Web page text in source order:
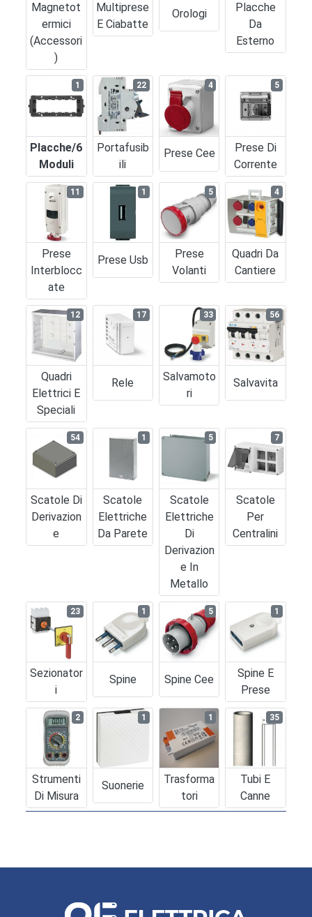
Magnetot
Ermici
(accessori
)
Multiprese
E Ciabatte
Orologi
Placche
Da
Esterno
Placche/6
Moduli
1
Portafusib
Ili
22
Prese Cee
4
Prese Di
Corrente
5
Prese
Interblocc
Ate
11
Prese Usb
1
Prese
Volanti
5
Quadri Da
Cantiere
4
Quadri
Elettrici E
Speciali
12
Rele
17
Salvamoto
Ri
33
Salvavita
56
Scatole Di
Derivazion
E
54
Scatole
Elettriche
Da Parete
1
Scatole
Elettriche
Di
Derivazion
E In
Metallo
5
Scatole
Per
Centralini
7
Sezionator
I
23
Spine
1
Spine Cee
5
Spine E
Prese
1
Strumenti
Di Misura
2
Suonerie
1
Trasforma
Tori
1
Tubi E
Canne
35